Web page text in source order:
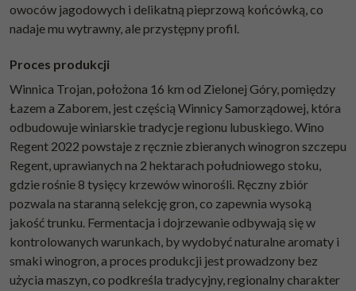
owoców jagodowych i delikatną pieprzową końcówką, co
nadaje mu wytrawny, ale przystępny profil.
Proces produkcji
Winnica Trojan, położona 16 km od Zielonej Góry, pomiędzy
Łazem a Zaborem, jest częścią Winnicy Samorządowej, która
odbudowuje winiarskie tradycje regionu lubuskiego. Wino
Regent 2022 powstaje z ręcznie zbieranych winogron szczepu
Regent, uprawianych na 2 hektarach południowego stoku,
gdzie rośnie 8 tysięcy krzewów winorośli. Ręczny zbiór
pozwala na staranną selekcję gron, co zapewnia wysoką
jakość trunku. Fermentacja i dojrzewanie odbywają się w
kontrolowanych warunkach, by wydobyć naturalne aromaty i
smaki winogron, a proces produkcji jest prowadzony bez
użycia maszyn, co podkreśla tradycyjny, regionalny charakter